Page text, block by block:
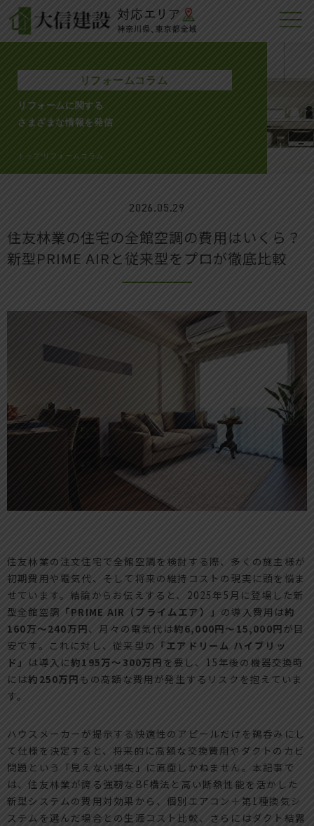
リフォームコラム
リフォームに関する
さまざまな情報を発信
トップ >リフォームコラム
2026.05.29
住友林業の住宅の全館空調の費用はいくら？
新型PRIME AIRと従来型をプロが徹底比較
住友林業の注文住宅で全館空調を検討する際、多くの施主様が
初期費用や電気代、そして将来の維持コストの現実に頭を悩ま
せています。結論からお伝えすると、2025年5月に登場した新
型全館空調 「PRIME AIR（プライムエア）」 の導入費用は約
160万〜240万円、月々の電気代は約6,000円〜15,000円が目
安です。これに対し、従来型の 「エアドリーム ハイブリッ
ド」 は導入に約195万〜300万円 を要し、15年後の機器交換時
には約250万円 もの高額な費用が発生するリスクを抱えていま
す。
ハウスメーカーが提示する快適性のアピールだけを鵜呑みにし
て仕様を決定すると、将来的に高額な交換費用やダクトのカビ
問題という「見えない損失」に直面しかねません。本記事で
は、住友林業が誇る強靭なBF構法と高い断熱性能を活かした
新型システムの費用対効果から、個別エアコン＋第1種換気シ
ステムを選んだ場合との生涯コスト比較、さらにはダクト結露